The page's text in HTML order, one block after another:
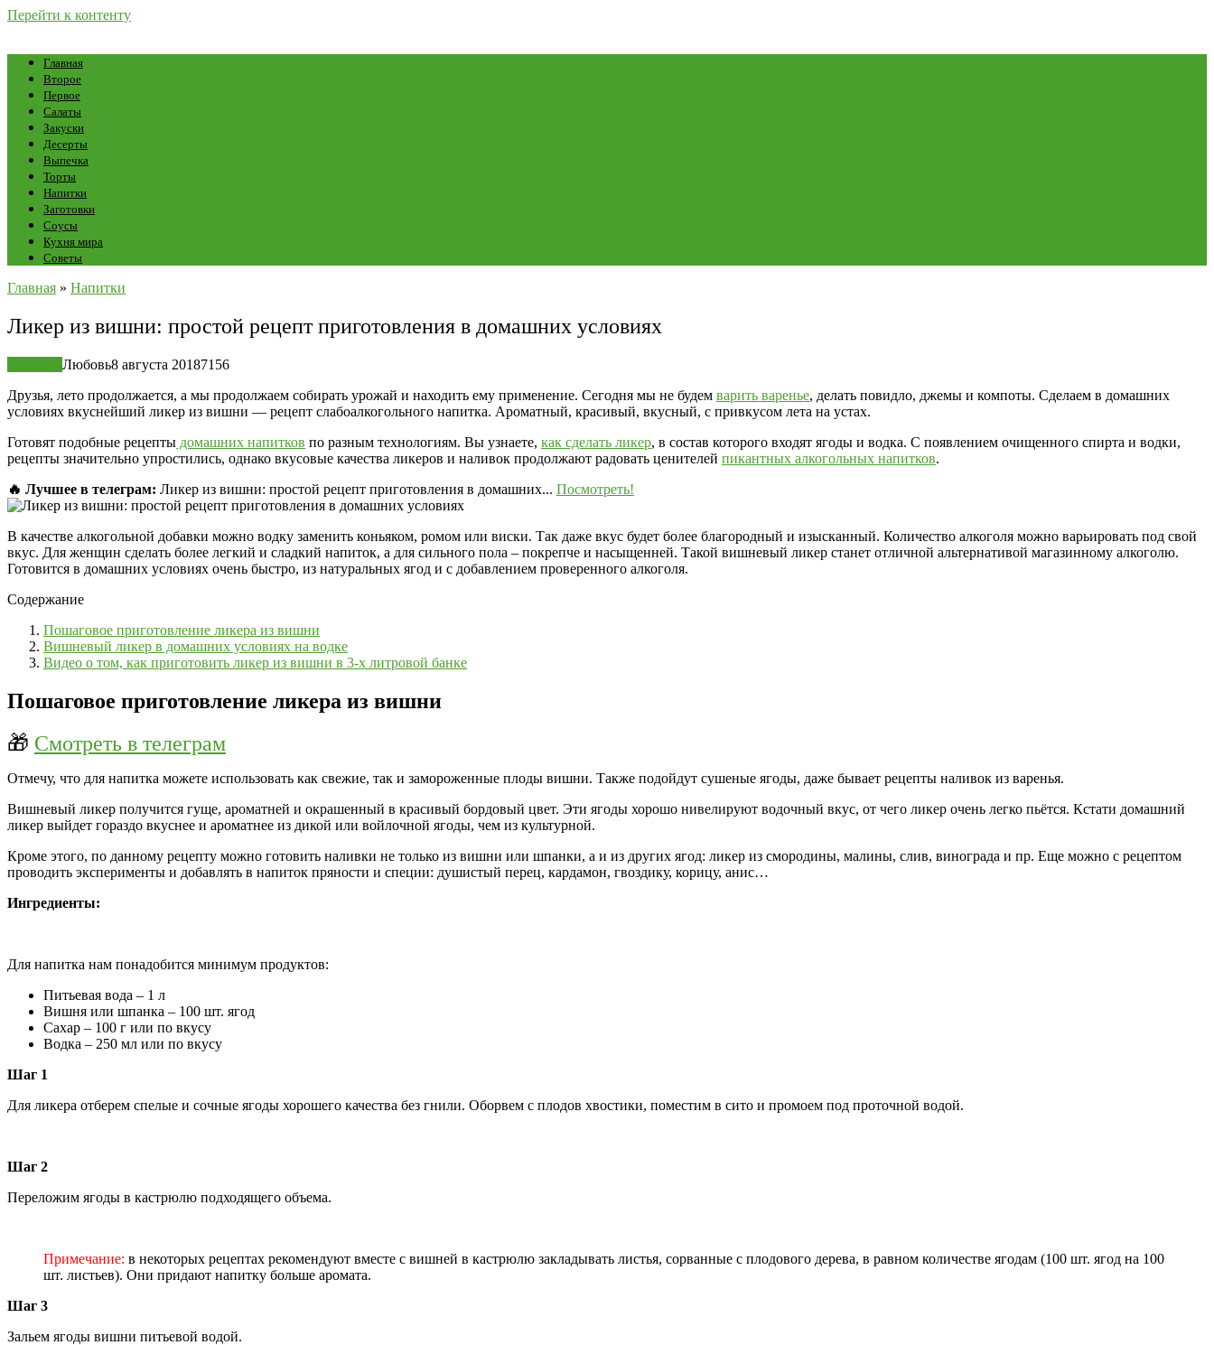
Перейти к контенту
Главная
Второе
Первое
Салаты
Закуски
Десерты
Выпечка
Торты
Напитки
Заготовки
Соусы
Кухня мира
Советы
Главная » Напитки
Ликер из вишни: простой рецепт приготовления в домашних условиях
Любовь8 августа 20187156
Друзья, лето продолжается, а мы продолжаем собирать урожай и находить ему применение. Сегодня мы не будем варить варенье, делать повидло, джемы и компоты. Сделаем в домашних
условиях вкуснейший ликер из вишни — рецепт слабоалкогольного напитка. Ароматный, красивый, вкусный, с привкусом лета на устах.
Готовят подобные рецепты домашних напитков по разным технологиям. Вы узнаете, как сделать ликер, в состав которого входят ягоды и водка. С появлением очищенного спирта и водки,
рецепты значительно упростились, однако вкусовые качества ликеров и наливок продолжают радовать ценителей пикантных алкогольных напитков.
🔥 Лучшее в телеграм: Ликер из вишни: простой рецепт приготовления в домашних... Посмотреть!
В качестве алкогольной добавки можно водку заменить коньяком, ромом или виски. Так даже вкус будет более благородный и изысканный. Количество алкоголя можно варьировать под свой
вкус. Для женщин сделать более легкий и сладкий напиток, а для сильного пола – покрепче и насыщенней. Такой вишневый ликер станет отличной альтернативой магазинному алкоголю.
Готовится в домашних условиях очень быстро, из натуральных ягод и с добавлением проверенного алкоголя.
Содержание
Пошаговое приготовление ликера из вишни
Вишневый ликер в домашних условиях на водке
Видео о том, как приготовить ликер из вишни в 3-х литровой банке
Пошаговое приготовление ликера из вишни
🎁 Смотреть в телеграм
Отмечу, что для напитка можете использовать как свежие, так и замороженные плоды вишни. Также подойдут сушеные ягоды, даже бывает рецепты наливок из варенья.
Вишневый ликер получится гуще, ароматней и окрашенный в красивый бордовый цвет. Эти ягоды хорошо нивелируют водочный вкус, от чего ликер очень легко пьётся. Кстати домашний
ликер выйдет гораздо вкуснее и ароматнее из дикой или войлочной ягоды, чем из культурной.
Кроме этого, по данному рецепту можно готовить наливки не только из вишни или шпанки, а и из других ягод: ликер из смородины, малины, слив, винограда и пр. Еще можно с рецептом
проводить эксперименты и добавлять в напиток пряности и специи: душистый перец, кардамон, гвоздику, корицу, анис…
Ингредиенты:
Для напитка нам понадобится минимум продуктов:
Питьевая вода – 1 л
Вишня или шпанка – 100 шт. ягод
Сахар – 100 г или по вкусу
Водка – 250 мл или по вкусу
Шаг 1
Для ликера отберем спелые и сочные ягоды хорошего качества без гнили. Оборвем с плодов хвостики, поместим в сито и промоем под проточной водой.
Шаг 2
Переложим ягоды в кастрюлю подходящего объема.
Примечание: в некоторых рецептах рекомендуют вместе с вишней в кастрюлю закладывать листья, сорванные с плодового дерева, в равном количестве ягодам (100 шт. ягод на 100
шт. листьев). Они придают напитку больше аромата.
Шаг 3
Зальем ягоды вишни питьевой водой.